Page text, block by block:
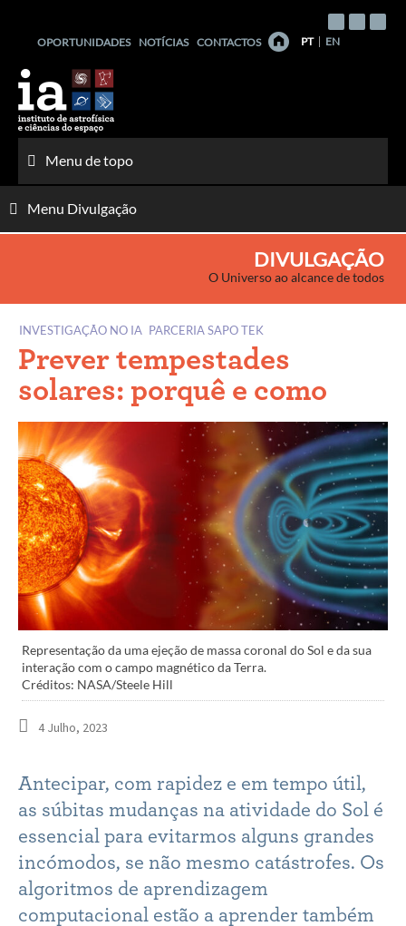
conteúdo
OPORTUNIDADES NOTÍCIAS CONTACTOS PT EN
Menu de topo
Menu Divulgação
DIVULGAÇÃO
O Universo ao alcance de todos
INVESTIGAÇÃO NO IA PARCERIA SAPO TEK
Prever tempestades
solares: porquê e como
Representação da uma ejeção de massa coronal do Sol e da sua
interação com o campo magnético da Terra.
Créditos: NASA/Steele Hill
4 Julho, 2023
Antecipar, com rapidez e em tempo útil,
as súbitas mudanças na atividade do Sol é
essencial para evitarmos alguns grandes
incómodos, se não mesmo catástrofes. Os
algoritmos de aprendizagem
computacional estão a aprender também